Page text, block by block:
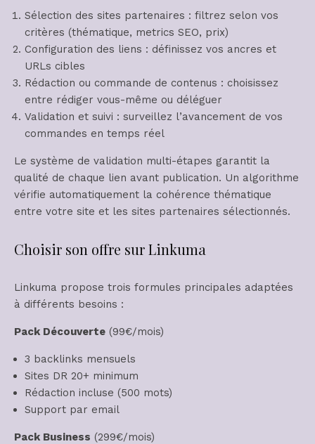
Sélection des sites partenaires : filtrez selon vos
critères (thématique, metrics SEO, prix)
Configuration des liens : définissez vos ancres et
URLs cibles
Rédaction ou commande de contenus : choisissez
entre rédiger vous-même ou déléguer
Validation et suivi : surveillez l’avancement de vos
commandes en temps réel
Le système de validation multi-étapes garantit la
qualité de chaque lien avant publication. Un algorithme
vérifie automatiquement la cohérence thématique
entre votre site et les sites partenaires sélectionnés.
Choisir son offre sur Linkuma
Linkuma propose trois formules principales adaptées
à différents besoins :
Pack Découverte (99€/mois)
3 backlinks mensuels
Sites DR 20+ minimum
Rédaction incluse (500 mots)
Support par email
Pack Business (299€/mois)